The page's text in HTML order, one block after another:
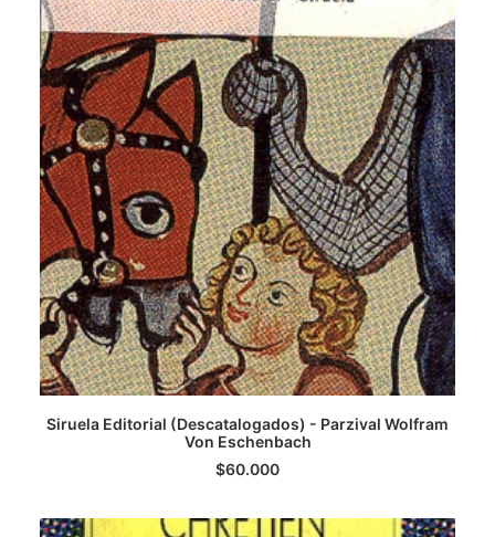
AGREGAR AL CARRITO
Siruela Editorial (Descatalogados) - Parzival Wolfram
Von Eschenbach
$60.000